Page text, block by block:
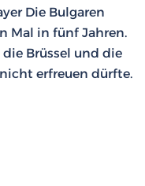
Die Bulgaren
Mal in fünf Jahren.
Brüssel und die
erfreuen dürfte.